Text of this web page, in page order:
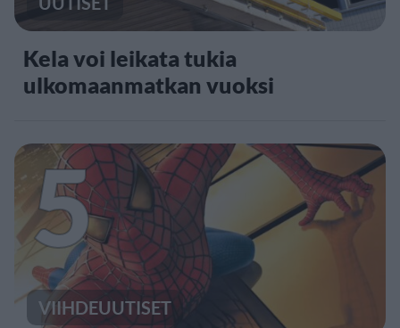
Kela voi leikata tukia
ulkomaanmatkan vuoksi
5
VIIHDEUUTISET